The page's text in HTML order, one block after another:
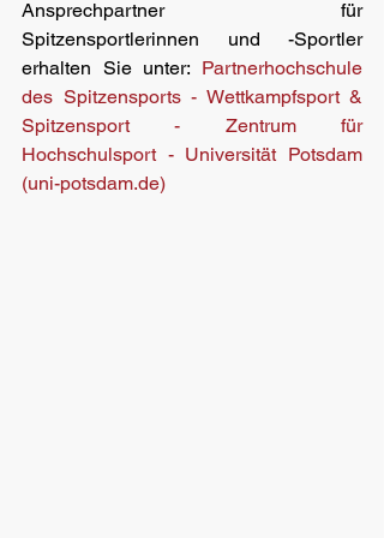
Ansprechpartner für
Spitzensportlerinnen und -Sportler
erhalten Sie unter: Partnerhochschule
des Spitzensports - Wettkampfsport &
Spitzensport - Zentrum für
Hochschulsport - Universität Potsdam
(uni-potsdam.de)